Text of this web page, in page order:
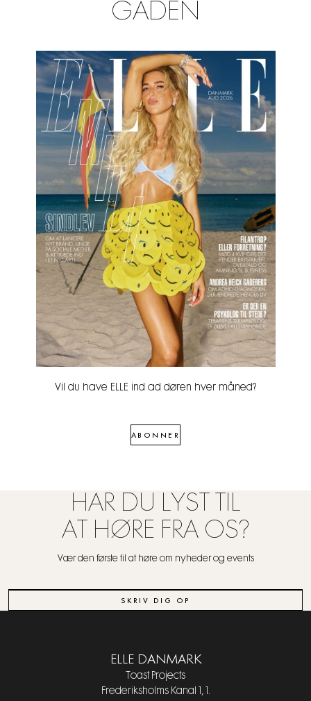
GADEN
Vil du have ELLE ind ad døren hver måned?
ABONNER
HAR DU LYST TIL
AT HØRE FRA OS?
Vær den første til at høre om nyheder og events
SKRIV DIG OP
ELLE DANMARK
Toast Projects
Frederiksholms Kanal 1, 1.